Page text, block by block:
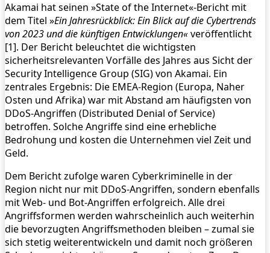
Akamai hat seinen »State of the Internet«-Bericht mit
dem Titel »Ein Jahresrückblick: Ein Blick auf die Cybertrends
von 2023 und die künftigen Entwicklungen«veröffentlicht
[1]. Der Bericht beleuchtet die wichtigsten
sicherheitsrelevanten Vorfälle des Jahres aus Sicht der
Security Intelligence Group (SIG) von Akamai. Ein
zentrales Ergebnis: Die EMEA-Region (Europa, Naher
Osten und Afrika) war mit Abstand am häufigsten von
DDoS-Angriffen (Distributed Denial of Service)
betroffen. Solche Angriffe sind eine erhebliche
Bedrohung und kosten die Unternehmen viel Zeit und
Geld.
Dem Bericht zufolge waren Cyberkriminelle in der
Region nicht nur mit DDoS-Angriffen, sondern ebenfalls
mit Web- und Bot-Angriffen erfolgreich. Alle drei
Angriffsformen werden wahrscheinlich auch weiterhin
die bevorzugten Angriffsmethoden bleiben – zumal sie
sich stetig weiterentwickeln und damit noch größeren